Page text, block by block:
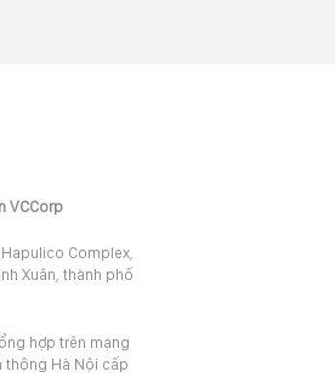
VCCorp
Hapulico Complex,
Xuân, thành phố
hợp trên mạng
thông Hà Nội cấp